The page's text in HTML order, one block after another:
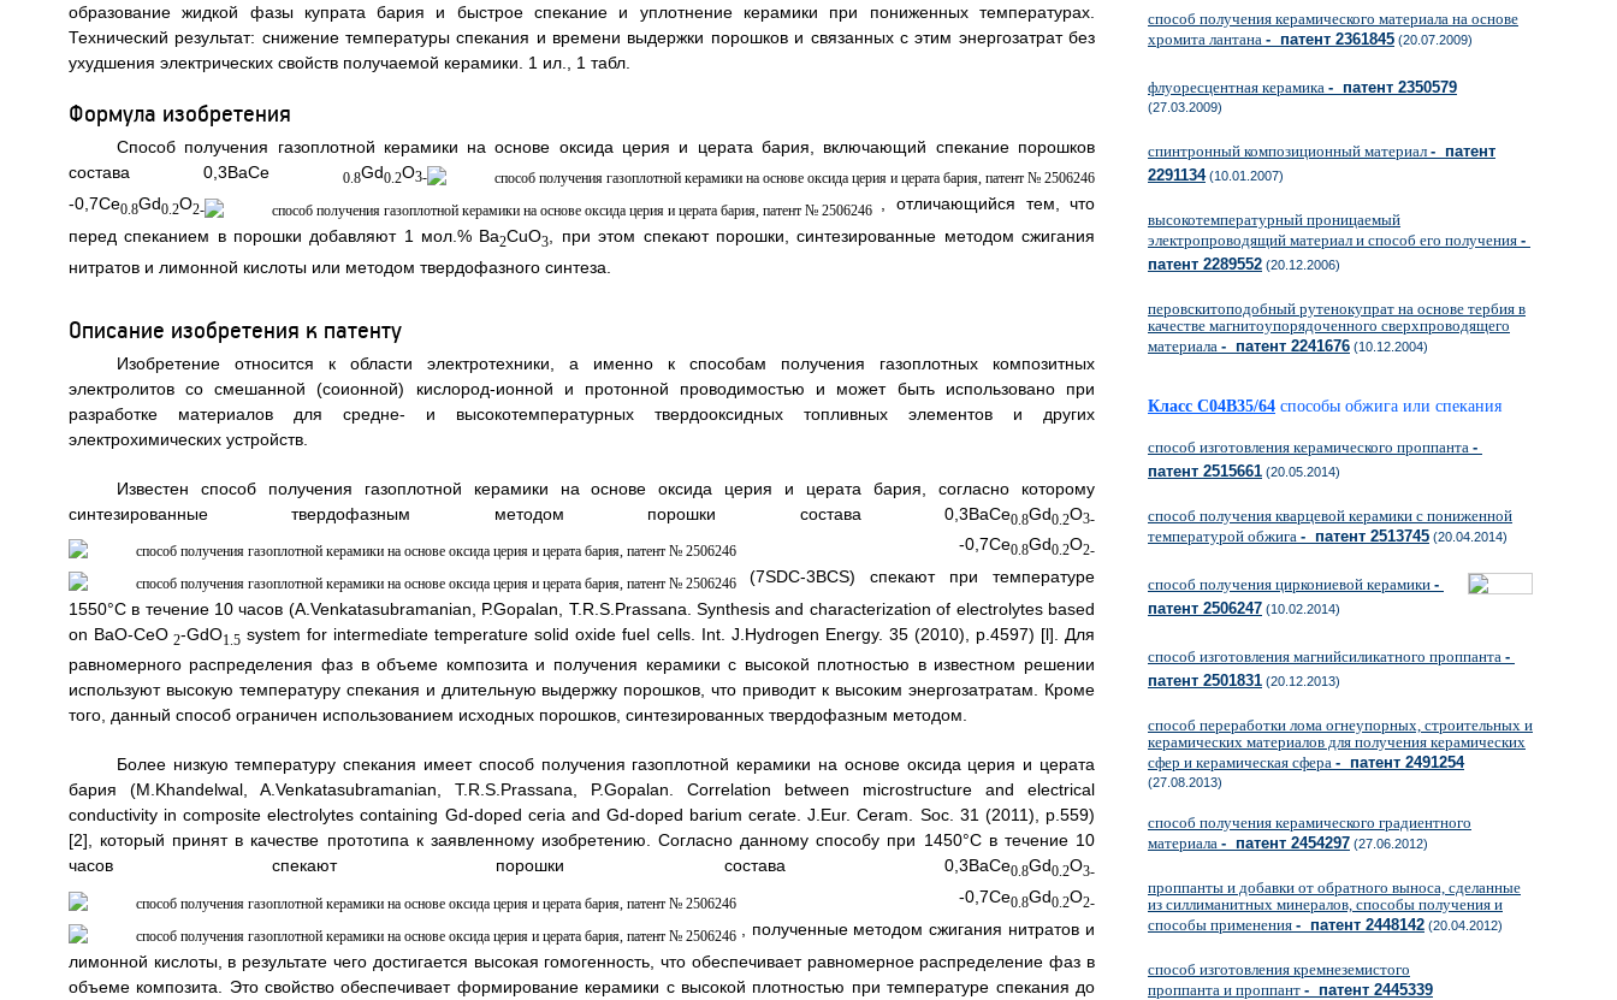
образование жидкой фазы купрата бария и быстрое спекание и уплотнение керамики при пониженных температурах.
Технический результат: снижение температуры спекания и времени выдержки порошков и связанных с этим энергозатрат без
ухудшения электрических свойств получаемой керамики. 1 ил., 1 табл.
Формула изобретения
Способ получения газоплотной керамики на основе оксида церия и церата бария, включающий спекание порошков
состава 0,3BaCe 0.8Gd0.2O3-
-0,7Ce0.8Gd0.2O2-
, отличающийся тем, что
перед спеканием в порошки добавляют 1 мол.% Ba2CuO3
, при этом спекают порошки, синтезированные методом сжигания
нитратов и лимонной кислоты или методом твердофазного синтеза.
Описание изобретения к патенту
Изобретение относится к области электротехники, а именно к способам получения газоплотных композитных
электролитов со смешанной (соионной) кислород-ионной и протонной проводимостью и может быть использовано при
разработке материалов для средне- и высокотемпературных твердооксидных топливных элементов и других
электрохимических устройств.
Известен способ получения газоплотной керамики на основе оксида церия и церата бария, согласно которому
синтезированные твердофазным методом порошки состава 0,3BaCe0.8Gd0.2O3-
-0,7Ce0.8Gd0.2O2-
(7SDC-3BCS) спекают при температуре
1550°С в течение 10 часов (A.Venkatasubramanian, Р.Gopalan, T.R.S.Prassana. Synthesis and characterization of electrolytes based
on BaO-CeO2-GdO1.5 system for intermediate temperature solid oxide fuel cells. Int. J.Hydrogen Energy. 35 (2010), p.4597) [l]. Для
равномерного распределения фаз в объеме композита и получения керамики с высокой плотностью в известном решении
используют высокую температуру спекания и длительную выдержку порошков, что приводит к высоким энергозатратам. Кроме
того, данный способ ограничен использованием исходных порошков, синтезированных твердофазным методом.
Более низкую температуру спекания имеет способ получения газоплотной керамики на основе оксида церия и церата
бария (М.Khandelwal, A.Venkatasubramanian, T.R.S.Prassana, P.Gopalan. Correlation between microstructure and electrical
conductivity in composite electrolytes containing Gd-doped ceria and Gd-doped barium cerate. J.Eur. Ceram. Soc. 31 (2011), p.559)
[2], который принят в качестве прототипа к заявленному изобретению. Согласно данному способу при 1450°С в течение 10
часов спекают порошки состава 0,3BaCe0.8Gd0.2O3-
-0,7Ce0.8Gd0.2O2-
, полученные методом сжигания нитратов и
лимонной кислоты, в результате чего достигается высокая гомогенность, что обеспечивает равномерное распределение фаз в
объеме композита. Это свойство обеспечивает формирование керамики с высокой плотностью при температуре спекания до
способ получения керамического материала на основе
хромита лантана - патент 2361845 (20.07.2009)
флуоресцентная керамика - патент 2350579
(27.03.2009)
спинтронный композиционный материал - патент
2291134(10.01.2007)
высокотемпературный проницаемый
электропроводящий материал и способ его получения -
патент 2289552 (20.12.2006)
перовскитоподобный рутенокупрат на основе тербия в
качестве магнитоупорядоченного сверхпроводящего
материала - патент 2241676 (10.12.2004)
Класс C04B35/64 способы обжига или спекания
способ изготовления керамического проппанта -
патент 2515661 (20.05.2014)
способ получения кварцевой керамики с пониженной
температурой обжига - патент 2513745 (20.04.2014)
способ получения циркониевой керамики -
патент 2506247 (10.02.2014)
способ изготовления магнийсиликатного проппанта -
патент 2501831 (20.12.2013)
способ переработки лома огнеупорных, строительных и
керамических материалов для получения керамических
сфер и керамическая сфера - патент 2491254
(27.08.2013)
способ получения керамического градиентного
материала - патент 2454297 (27.06.2012)
проппанты и добавки от обратного выноса, сделанные
из силлиманитных минералов, способы получения и
способы применения - патент 2448142 (20.04.2012)
способ изготовления кремнеземистого
проппанта и проппант - патент 2445339